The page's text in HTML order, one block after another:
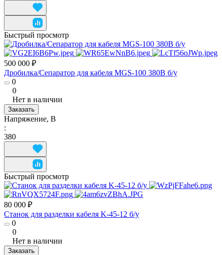
Быстрый просмотр
500 000 ₽
Дробилка/Сепаратор для кабеля MGS-100 380В б/у
0
0
Нет в наличии
Заказать
Напряжение, В
:
380
Быстрый просмотр
80 000 ₽
Станок для разделки кабеля K-45-12 б/у
0
0
Нет в наличии
Заказать